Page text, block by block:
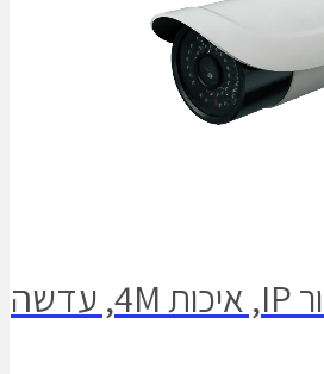
מצלמת צינור IP, איכות 4M, עדשה